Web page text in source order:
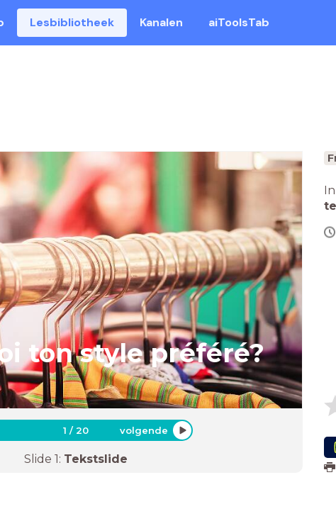
Lesbibliotheek Kanalen aiToolsTab
ton style préféré?
1 /20 volgende
Slide 1: Tekstslide